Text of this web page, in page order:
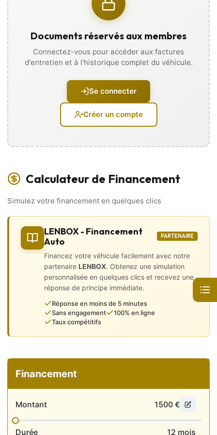
• 4 roues motrices
• Aide au stationnement AR
• Jantes alu
• Lave-phares
• Lunette arrière dégivrante
• Peinture métallisée
• Radar de recul
• Rétroviseurs électriques
• Sorties d’échappement chromées
🎨 Intérieur Haut de Gamme 🎨
• 4 vitres électriques
• Accoudoirs central avant et arrière
• Banquette 1/3 – 2/3
• Boîte automatique
• Direction assistée
• GPS intégré
• Intérieur cuir alcantara
• Ordinateur de bord
• Régulateur de vitesse et limiteur
• Volant 4 branches en cuir
🛡️ Sécurité 🛡️
• 6 airbags (frontaux et latéraux)
• ABS et ESP
• Aide au démarrage en côte
factures disponibles.
💼 Services disponibles:
🔹 Reprise de votre ancien véhicule
🔹 Livraison à domicile possible
sur “Voir le numéro”.
questions.
Documents réservés aux membres
Connectez-vous pour accéder aux factures
d'entretien et à l'historique complet du véhicule.
Se connecter
Créer un compte
Calculateur de Financement
Simulez votre financement en quelques clics
LENBOX - Financement
Auto
PARTENAIRE
Financez votre véhicule facilement avec notre
partenaire LENBOX. Obtenez une simulation
personnalisée en quelques clics et recevez une
réponse de principe immédiate.
Réponse en moins de 5 minutes
Sans engagement
100% en ligne
Taux compétitifs
Financement
Montant 1500 €
Durée 12 mois